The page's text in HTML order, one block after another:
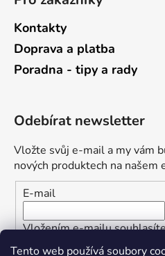
Tento web používá soubory
Kontakty
Doprava a platba
Poradna - tipy a rady
Odebírat newsletter
Vložte svůj e-mail a my vám
nových produktech na našem
E-mail
Vložením e-mailu
osobních údajů